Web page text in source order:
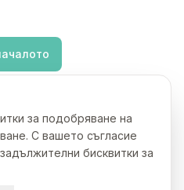
за подобряване на
С вашето съгласие
бисквитки за